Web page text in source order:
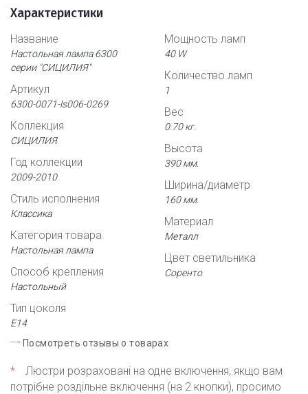
Характеристики
Название
Настольная лампа 6300
серии "СИЦИЛИЯ"
Артикул
6300-0071-ls006-0269
Коллекция
СИЦИЛИЯ
Год коллекции
2009-2010
Стиль исполнения
Классика
Категория товара
Настольная лампа
Способ крепления
Настольный
Тип цоколя
Е14
Мощность ламп
40 W
Количество ламп
1
Вес
0.70 кг.
Высота
390 мм.
Ширина/диаметр
160 мм.
Материал
Металл
Цвет светильника
Соренто
Посмотреть отзывы о товарах
*
Люстри розраховані на одне включення, якщо вам
потрібне роздільне включення (на 2 кнопки), просимо